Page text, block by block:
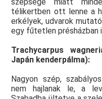
télikertben ott lenne a
erkélyek, udvarok
egy fűtetlen présházban
Trachycarpus
Japán kenderpálma):
Nagyon szép,
nem hajlanak le, a